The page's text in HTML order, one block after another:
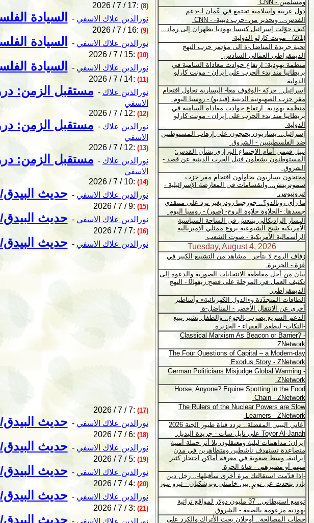
2026 / 7 / 17: (8)
السيادة - نورالدين علاك الاسفي
2026 / 7 / 16: (9)
السيادة - نورالدين علاك الاسفي
2026 / 7 / 15: (10)
السيادة - نورالدين علاك الاسفي
2026 / 7 / 14: (11)
مستقبل الزمن: - نورالدين علاك
الاسفي
2026 / 7 / 12: (12)
مستقبل الزمن: - نورالدين علاك
الاسفي
2026 / 7 / 12: (13)
مستقبل الزمن: - نورالدين علاك
الاسفي
2026 / 7 / 10: (14)
حديث - نورالدين علاك الاسفي
2026 / 7 / 9: (15)
حديث - نورالدين علاك الاسفي
2026 / 7 / 7: (16)
حديث- نورالدين علاك الاسفي
2026 / 7 / 7: (17)
حديث - نورالدين علاك الاسفي
2026 / 7 / 6: (18)
حديث - نورالدين علاك الاسفي
2026 / 7 / 5: (19)
حديث- نورالدين علاك الاسفي
2026 / 7 / 4: (20)
حديث - نورالدين علاك الاسفي
2026 / 7 / 3: (21)
حديث - نورالدين علاك الاسفي